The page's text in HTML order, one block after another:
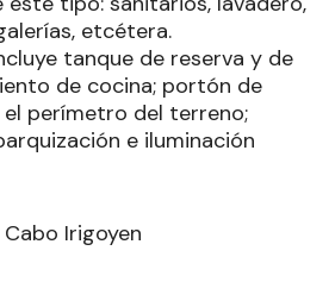
etcétera.
tanque de reserva y de
de cocina; portón de
perímetro del terreno;
e iluminación
Irigoyen